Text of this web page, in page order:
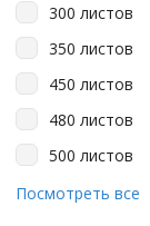
300 листов
350 листов
450 листов
480 листов
500 листов
550 листов
Посмотреть все